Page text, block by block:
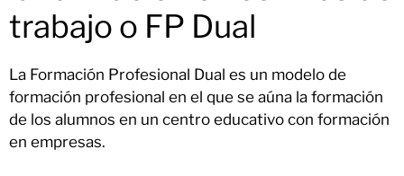
trabajo o FP Dual
La Formación Profesional Dual es un modelo de
formación profesional en el que se aúna la formación
de los alumnos en un centro educativo con formación
en empresas.